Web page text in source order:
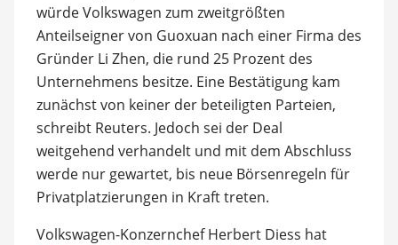
würde Volkswagen zum zweitgrößten
Anteilseigner von Guoxuan nach einer Firma des
Gründer Li Zhen, die rund 25 Prozent des
Unternehmens besitze. Eine Bestätigung kam
zunächst von keiner der beteiligten Parteien,
schreibt Reuters. Jedoch sei der Deal
weitgehend verhandelt und mit dem Abschluss
werde nur gewartet, bis neue Börsenregeln für
Privatplatzierungen in Kraft treten.
Volkswagen-Konzernchef Herbert Diess hat